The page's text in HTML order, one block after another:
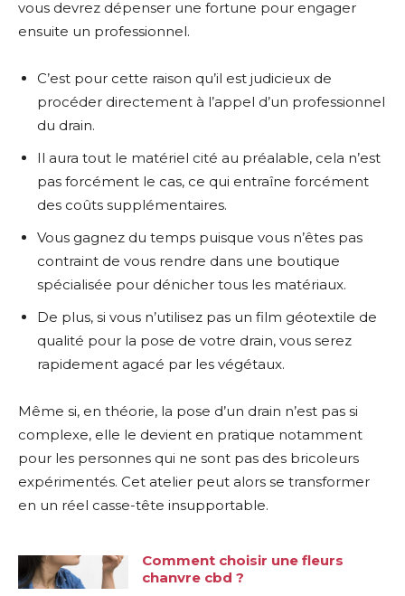
vous devrez dépenser une fortune pour engager
ensuite un professionnel.
C’est pour cette raison qu’il est judicieux de
procéder directement à l’appel d’un professionnel
du drain.
Il aura tout le matériel cité au préalable, cela n’est
pas forcément le cas, ce qui entraîne forcément
des coûts supplémentaires.
Vous gagnez du temps puisque vous n’êtes pas
contraint de vous rendre dans une boutique
spécialisée pour dénicher tous les matériaux.
De plus, si vous n’utilisez pas un film géotextile de
qualité pour la pose de votre drain, vous serez
rapidement agacé par les végétaux.
Même si, en théorie, la pose d’un drain n’est pas si
complexe, elle le devient en pratique notamment
pour les personnes qui ne sont pas des bricoleurs
expérimentés. Cet atelier peut alors se transformer
en un réel casse-tête insupportable.
Comment choisir une fleurs
chanvre cbd ?